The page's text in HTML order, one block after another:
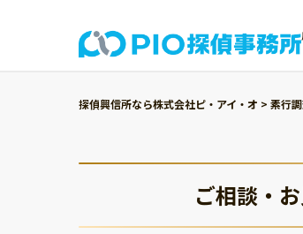
探偵興信所なら株式会社ピ・アイ・オ > 素行
ご相談・